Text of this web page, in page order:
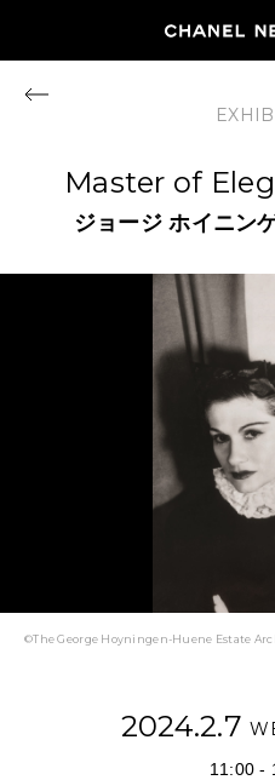
MY
Master of
ジョージ ホイニン
©The George Hoyningen-Huene Estate
2024.2.7
11:00 -